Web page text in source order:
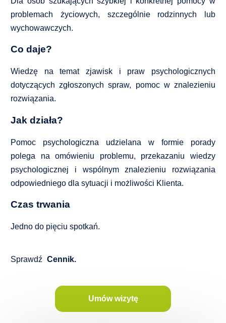
problemach życiowych, szczególnie rodzinnych lub
wychowawczych.
Co daje?
Wiedzę na temat zjawisk i praw psychologicznych
dotyczących zgłoszonych spraw, pomoc w znalezieniu
rozwiązania.
Jak działa?
Pomoc psychologiczna udzielana w formie porady
polega na omówieniu problemu, przekazaniu wiedzy
psychologicznej i wspólnym znalezieniu rozwiązania
odpowiedniego dla sytuacji i możliwości Klienta.
Czas trwania
Jedno do pięciu spotkań.
Sprawdź Cennik.
Umów wizytę
Terapia seksuologiczna
Diagnostyka psychologiczna, testy
Diagnoza ADHD u dzieci i młodzieży
Diagnoza ADHD u dorosłych
Test Moxo – diagnoza zaburzeń uwagi
Badanie umiejętności miękkich
Coaching